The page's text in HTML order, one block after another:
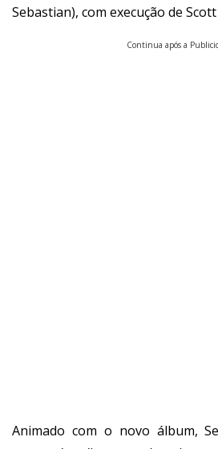
Sebastian), com execução de
Continua após a
Animado com o novo álbum,